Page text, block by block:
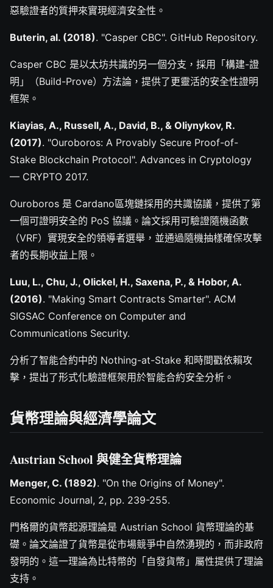
惡驗證者的質押來實現經濟安全性。
Buterin, al. (2018). "Casper CBC". GitHub Repository.
Casper CBC 是以太坊共識的另一個分支，採用「構建-證
明」（Build-Prove）方法論，提供了更靈活的安全性證明
框架。
Kiayias, A., Russell, A., David, B., & Oliynykov, R.
(2017). "Ouroboros: A Provably Secure Proof-of-
Stake Blockchain Protocol". Advances in Cryptology
— CRYPTO 2017.
Ouroboros 是 Cardano區塊鏈採用的共識協議，提供了第
一個可證明安全的 PoS 協議。論文採用可驗證隨機函數
（VRF）實現安全的領導者選舉，並通過隨機抽樣確保攻擊
者的長期收益上限。
Luu, L., Chu, J., Olickel, H., Saxena, P., & Hobor, A.
(2016). "Making Smart Contracts Smarter". ACM
SIGSAC Conference on Computer and
Communications Security.
分析了智能合約中的 Nothing-at-Stake 和時間戳依賴攻
擊，提出了形式化驗證框架用於智能合約安全分析。
貨幣理論與經濟學論文
Austrian School 與健全貨幣理論
Menger, C. (1892). "On the Origins of Money".
Economic Journal, 2, pp. 239-255.
門格爾的貨幣起源理論是 Austrian School 貨幣理論的基
礎。論文論證了貨幣是從市場競爭中自然湧現的，而非政府
發明的。這一理論為比特幣的「自發貨幣」屬性提供了理論
支持。